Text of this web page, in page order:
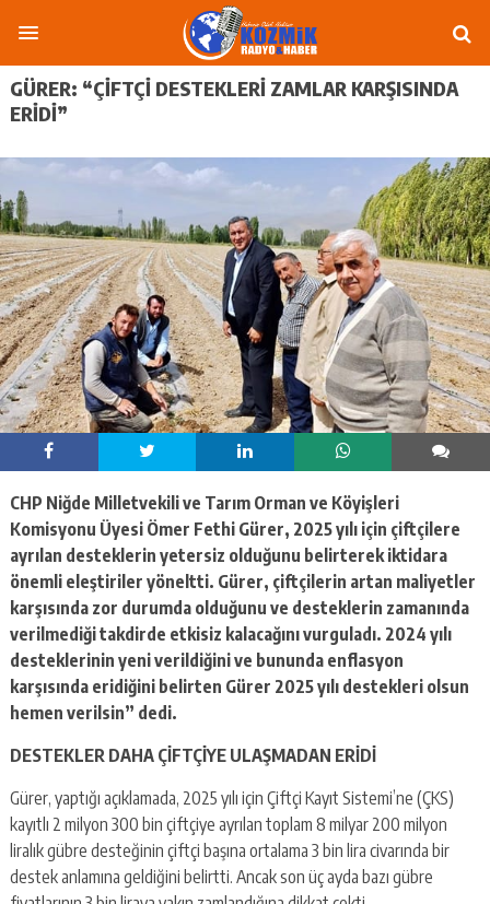
GÜRER: “ÇIFTÇI DESTEKLERI ZAMLAR KARŞISINDA
ERIDI”
CHP Niğde Milletvekili ve Tarım Orman ve Köyişleri
Komisyonu Üyesi Ömer Fethi Gürer, 2025 yılı için çiftçilere
ayrılan desteklerin yetersiz olduğunu belirterek iktidara
önemli eleştiriler yöneltti. Gürer, çiftçilerin artan maliyetler
karşısında zor durumda olduğunu ve desteklerin zamanında
verilmediği takdirde etkisiz kalacağını vurguladı. 2024 yılı
desteklerinin yeni verildiğini ve bununda enflasyon
karşısında eridiğini belirten Gürer 2025 yılı destekleri olsun
hemen verilsin” dedi.
DESTEKLER DAHA ÇİFTÇİYE ULAŞMADAN ERİDİ
Gürer, yaptığı açıklamada, 2025 yılı için Çiftçi Kayıt Sistemi’ne (ÇKS)
kayıtlı 2 milyon 300 bin çiftçiye ayrılan toplam 8 milyar 200 milyon
liralık gübre desteğinin çiftçi başına ortalama 3 bin lira civarında bir
destek anlamına geldiğini belirtti. Ancak son üç ayda bazı gübre